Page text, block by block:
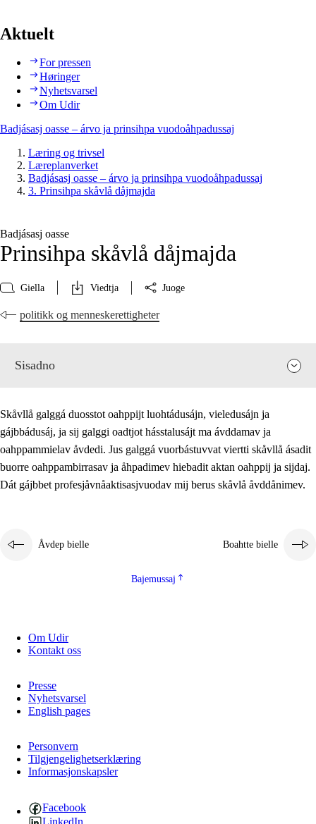
Aktuelt
For pressen
Høringer
Nyhetsvarsel
Om Udir
Badjásasj oasse – árvo ja prinsihpa vuodoåhpadussaj
Læring og trivsel
Læreplanverket
Badjásasj oasse – árvo ja prinsihpa vuodoåhpadussaj
3. Prinsihpa skåvlå dåjmajda
Badjásasj oasse
Prinsihpa skåvlå dåjmajda
Giella Viedtja Juoge
politikk og menneskerettigheter
Sisadno
3. Prinsihpa skåvlå dåjmajda
3.2 Åhpadibme ja hiebadum åhpadus
3.3 Aktisasjbarggo sijda ja skåvlå gaskan
3.4 Åhpadus åhpadusvidnudagán ja barggoiellemin
3.5 Profesjåvnåaktisasjvuohta ja skåvllååvddånibme
Skåvllå galggá duosstot oahppijt luohtádusájn, vieledusájn ja
gájbbádusáj, ja sij galggi oadtjot hásstalusájt ma ávddamav ja
oahppammielav åvdedi. Jus galggá vuorbástuvvat viertti skåvllå ásadit
buorre oahppambirrasav ja åhpadimev hiebadit aktan oahppij ja sijdaj.
Dát gájbbet profesjåvnåaktisasjvuodav mij berus skåvlå åvddånimev.
Åvdep bielle Boahtte bielle
Bajemussaj
Om Udir
Kontakt oss
Presse
Nyhetsvarsel
English pages
Personvern
Tilgjengelighetserklæring
Informasjonskapsler
Facebook